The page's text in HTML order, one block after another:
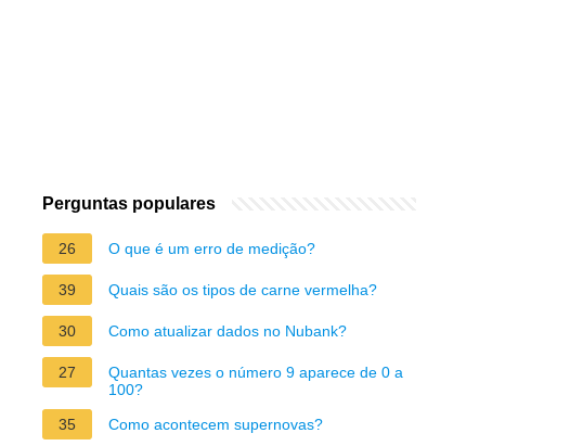
Perguntas populares
26 O que é um erro de medição?
39 Quais são os tipos de carne vermelha?
30 Como atualizar dados no Nubank?
27
Quantas vezes o número 9 aparece de 0 a
100?
35
Como acontecem supernovas?